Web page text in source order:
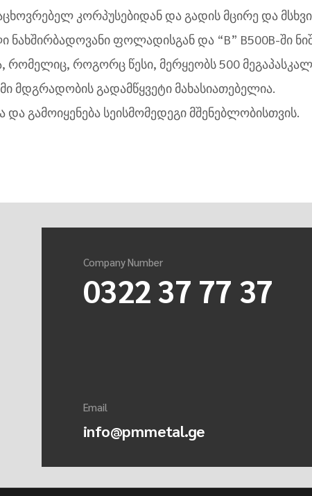
კორპუსებიდან და გადის მცირე და
ნახშირბადოვანი ფოლადისგან და “B” B500B-ში
რომელიც, როგორც წესი, მერყეობს 500
მდგრადობის გადამწყვეტი მახასიათებელია.
გამოიყენება სეისმომედეგი მშენებლობისთვის.
Company Number
0322 37 77 37
Email
info@pmmetal.ge